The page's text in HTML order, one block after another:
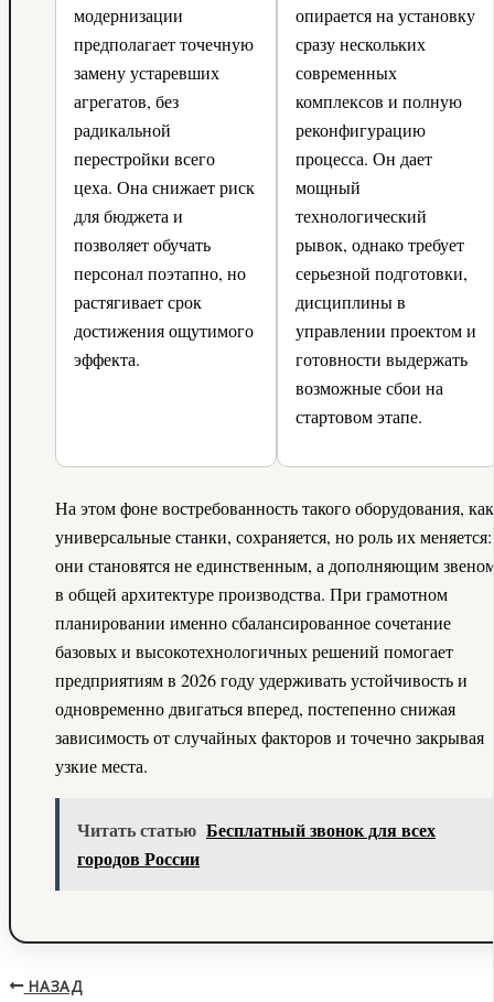
модернизации
предполагает точечную
замену устаревших
агрегатов, без
радикальной
перестройки всего
цеха. Она снижает риск
для бюджета и
позволяет обучать
персонал поэтапно, но
растягивает срок
достижения ощутимого
эффекта.
опирается на установку
сразу нескольких
современных
комплексов и полную
реконфигурацию
процесса. Он дает
мощный
технологический
рывок, однако требует
серьезной подготовки,
дисциплины в
управлении проектом и
готовности выдержать
возможные сбои на
стартовом этапе.
На этом фоне востребованность такого оборудования, как
универсальные станки, сохраняется, но роль их меняется:
они становятся не единственным, а дополняющим
в общей архитектуре производства. При грамотном
планировании именно сбалансированное сочетание
базовых и высокотехнологичных решений помогает
предприятиям в 2026 году удерживать устойчивость и
одновременно двигаться вперед, постепенно снижая
зависимость от случайных факторов и точечно закрывая
узкие места.
Читать статью Бесплатный звонок для всех
городов России
НАЗАД